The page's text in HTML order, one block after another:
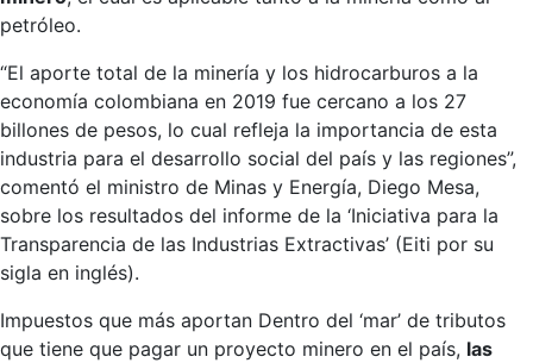
petróleo.
“El aporte total de la minería y los hidrocarburos a la
economía colombiana en 2019 fue cercano a los 27
billones de pesos, lo cual refleja la importancia de esta
industria para el desarrollo social del país y las regiones”,
comentó el ministro de Minas y Energía, Diego Mesa,
sobre los resultados del informe de la ‘Iniciativa para la
Transparencia de las Industrias Extractivas’ (Eiti por su
sigla en inglés).
Impuestos que más aportan Dentro del ‘mar’ de tributos
que tiene que pagar un proyecto minero en el país, las